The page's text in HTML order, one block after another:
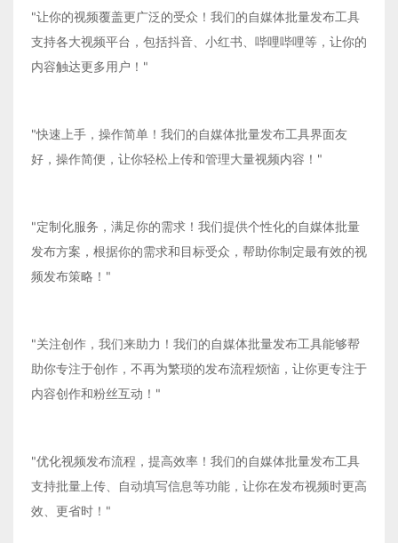
"让你的视频覆盖更广泛的受众！我们的自媒体批量发布工具
支持各大视频平台，包括抖音、小红书、哔哩哔哩等，让你的
内容触达更多用户！"
"快速上手，操作简单！我们的自媒体批量发布工具界面友
好，操作简便，让你轻松上传和管理大量视频内容！"
"定制化服务，满足你的需求！我们提供个性化的自媒体批量
发布方案，根据你的需求和目标受众，帮助你制定最有效的视
频发布策略！"
"关注创作，我们来助力！我们的自媒体批量发布工具能够帮
助你专注于创作，不再为繁琐的发布流程烦恼，让你更专注于
内容创作和粉丝互动！"
"优化视频发布流程，提高效率！我们的自媒体批量发布工具
支持批量上传、自动填写信息等功能，让你在发布视频时更高
效、更省时！"